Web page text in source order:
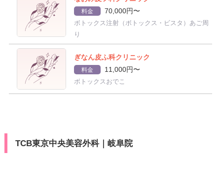
料金 70,000円〜
ボトックス注射（ボトックス・ビスタ）あご周
り
ぎなん皮ふ科クリニック
料金 11,000円〜
ボトックスおでこ
TCB東京中央美容外科｜岐阜院